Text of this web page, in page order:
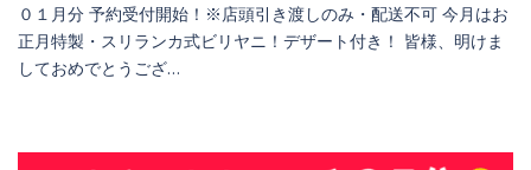
０１月分 予約受付開始！※店頭引き渡しのみ・配送不可 今月はお
正月特製・スリランカ式ビリヤニ！デザート付き！ 皆様、明けま
しておめでとうござ…